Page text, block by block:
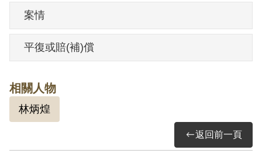
亂時期檢肅匪諜條例》第8條第1項第2款裁
定交付感化3年。1982年5月24日交付感
化。1985年3月30日開釋。
其於1999年4月向補償基金會提出申請，
2000年7月經第1屆第2次臨時董事會審核通
過予以補償。補償理由為其駕駛計程車載
客時，向乘客發表共產黨很好等言論之行
案情
平復或賠(補)償
相關人物
林炳煌
返回前一頁